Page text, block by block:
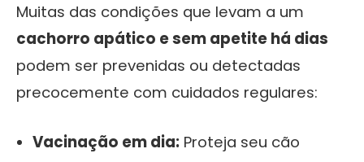
Muitas das condições que levam a um
cachorro apático e sem apetite há dias
podem ser prevenidas ou detectadas
precocemente com cuidados regulares:
Vacinação em dia: Proteja seu cão